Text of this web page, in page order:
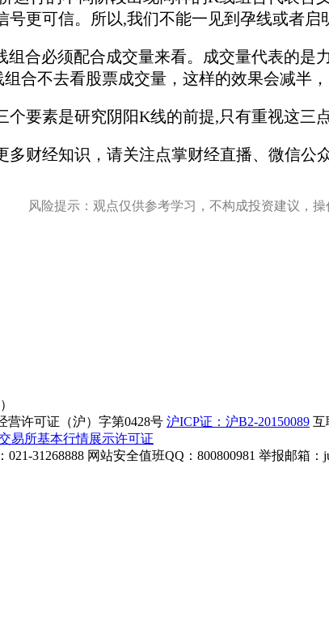
号更可信。所以,我们不能一见到孕线或者
必须配合成交量来看。成交量代表的是
合不去看股票成交量，这样的效果会减半
素是研究阴阳K线的前提,只有重视这三点
经知识，请关注点掌财经直播、微信公众
风险提示：观点仅供参考学习，不构成投资建议，操
营许可证（沪）字第0428号 沪ICP证：沪B2-20150089 互
易所基本行情展示许可证
31268888 网站安全值班QQ：800800981 举报邮箱：